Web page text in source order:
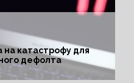
на катастрофу для
дефолта